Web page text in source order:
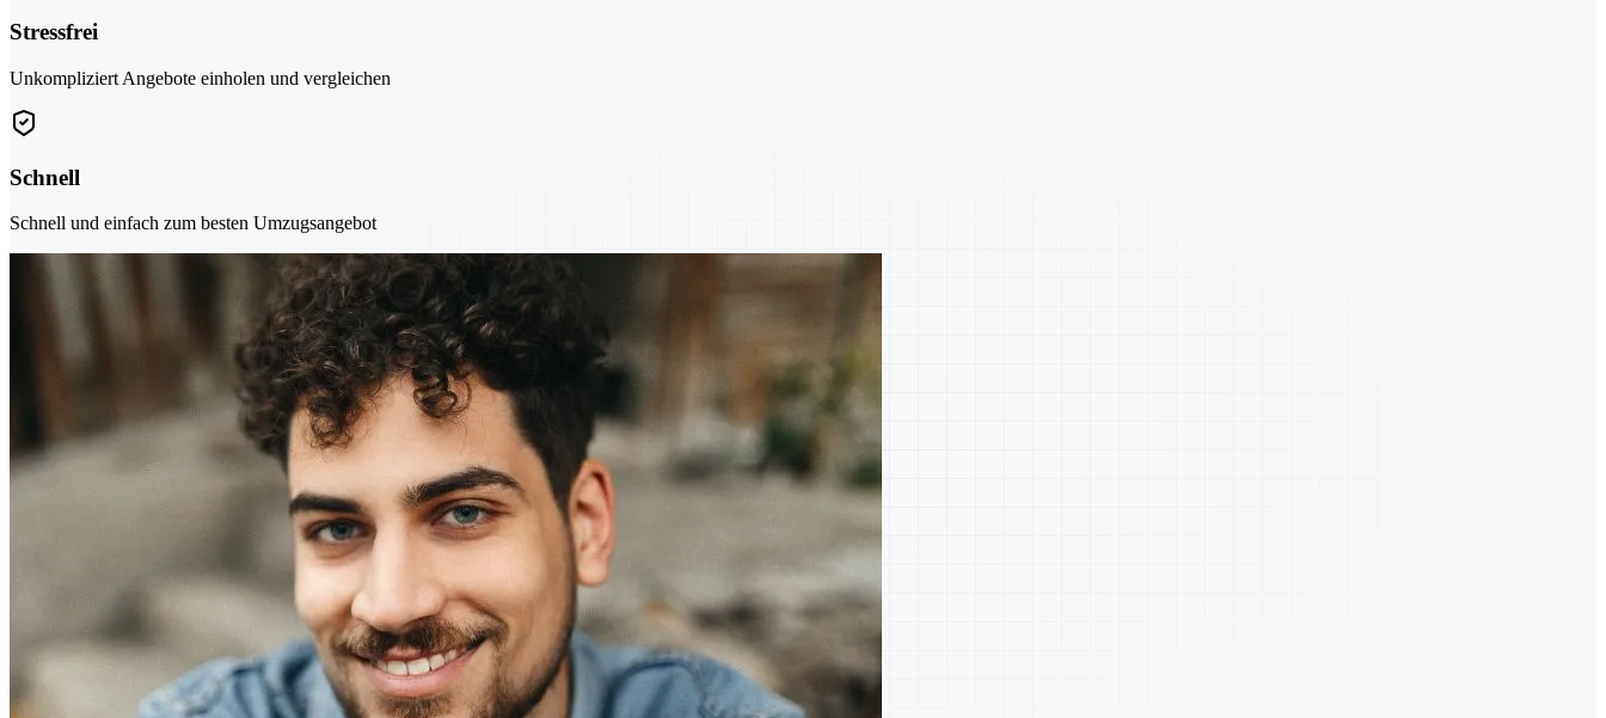
Stressfrei
Unkompliziert Angebote einholen und vergleichen
Schnell
Schnell und einfach zum besten Umzugsangebot